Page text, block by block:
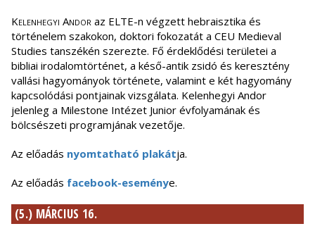
Kelenhegyi Andor az ELTE-n végzett hebraisztika és
történelem szakokon, doktori fokozatát a CEU Medieval
Studies tanszékén szerezte. Fő érdeklődési területei a
bibliai irodalomtörténet, a késő-antik zsidó és keresztény
vallási hagyományok története, valamint e két hagyomány
kapcsolódási pontjainak vizsgálata. Kelenhegyi Andor
jelenleg a Milestone Intézet Junior évfolyamának és
bölcsészeti programjának vezetője.
Az előadás nyomtatható plakátja.
Az előadás facebook-eseménye.
(5.) MÁRCIUS 16.